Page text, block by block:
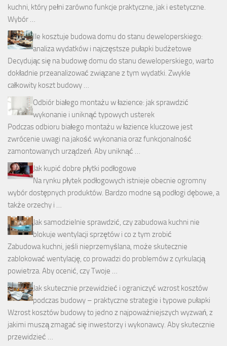
kuchni, który pełni zarówno funkcje praktyczne, jak i estetyczne.
Wybór …
Ile kosztuje budowa domu do stanu deweloperskiego:
analiza wydatków i najczęstsze pułapki budżetowe
Decydując się na budowę domu do stanu deweloperskiego, warto
dokładnie przeanalizować związane z tym wydatki. Zwykle
całkowity koszt budowy …
Odbiór białego montażu w łazience: jak sprawdzić
wykonanie i uniknąć typowych usterek
Podczas odbioru białego montażu w łazience kluczowe jest
zwrócenie uwagi na jakość wykonania oraz funkcjonalność
zamontowanych urządzeń. Aby uniknąć …
Jak kupić dobre płytki podłogowe
Na rynku płytek podłogowych istnieje obecnie ogromny
wybór dostępnych produktów. Bardzo modne są podłogi dębowe, a
także orzechy i …
Jak samodzielnie sprawdzić, czy zabudowa kuchni nie
blokuje wentylacji sprzętów i co z tym zrobić
Zabudowa kuchni, jeśli nieprzemyślana, może skutecznie
zablokować wentylację, co prowadzi do problemów z cyrkulacją
powietrza. Aby ocenić, czy Twoje …
Jak skutecznie przewidzieć i ograniczyć wzrost kosztów
podczas budowy – praktyczne strategie i typowe pułapki
Wzrost kosztów budowy to jedno z najpoważniejszych wyzwań, z
jakimi muszą zmagać się inwestorzy i wykonawcy. Aby skutecznie
przewidzieć …